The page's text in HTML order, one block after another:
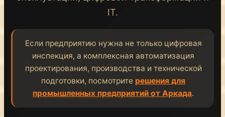
IT.
Если предприятию нужна не только цифровая
инспекция, а комплексная автоматизация
проектирования, производства и технической
подготовки, посмотрите решения для
промышленных предприятий от Аркада.